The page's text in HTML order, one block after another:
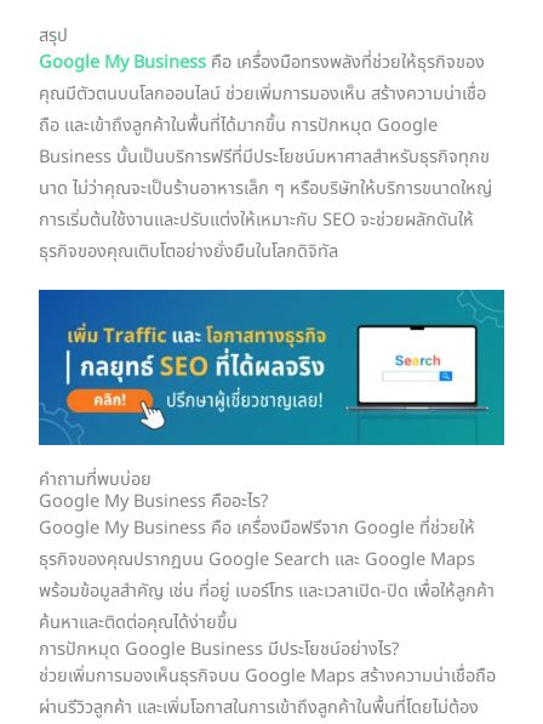
สรุป
Google My Business คือ เครื่องมือทรงพลังที่ช่วยให้ธุรกิจของ
คุณมีตัวตนบนโลกออนไลน์ ช่วยเพิ่มการมองเห็น สร้างความน่าเชื่อ
ถือ และเข้าถึงลูกค้าในพื้นที่ได้มากขึ้น การปักหมุด Google
Business นั้นเป็นบริการฟรีที่มีประโยชน์มหาศาลสำหรับธุรกิจทุกข
นาด ไม่ว่าคุณจะเป็นร้านอาหารเล็ก ๆ หรือบริษัทให้บริการขนาดใหญ่
การเริ่มต้นใช้งานและปรับแต่งให้เหมาะกับ SEO จะช่วยผลักดันให้
ธุรกิจของคุณเติบโตอย่างยั่งยืนในโลกดิจิทัล
คำถามที่พบบ่อย
Google My Business คืออะไร?
Google My Business คือ เครื่องมือฟรีจาก Google ที่ช่วยให้
ธุรกิจของคุณปรากฏบน Google Search และ Google Maps
พร้อมข้อมูลสำคัญ เช่น ที่อยู่ เบอร์โทร และเวลาเปิด-ปิด เพื่อให้ลูกค้า
ค้นหาและติดต่อคุณได้ง่ายขึ้น
การปักหมุด Google Business มีประโยชน์อย่างไร?
ช่วยเพิ่มการมองเห็นธุรกิจบน Google Maps สร้างความน่าเชื่อถือ
ผ่านรีวิวลูกค้า และเพิ่มโอกาสในการเข้าถึงลูกค้าในพื้นที่โดยไม่ต้อง